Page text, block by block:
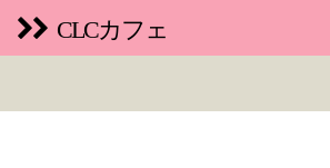
CLCカフェ